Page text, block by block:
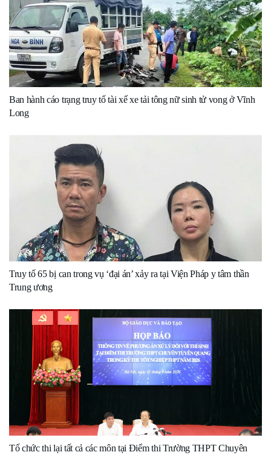
Ban hành cáo trạng truy tố tài xế xe tải tông nữ sinh tử vong ở Vĩnh
Long
Truy tố 65 bị can trong vụ ‘đại án’ xảy ra tại Viện Pháp y tâm thần
Trung ương
Tổ chức thi lại tất cả các môn tại Điểm thi Trường THPT Chuyên